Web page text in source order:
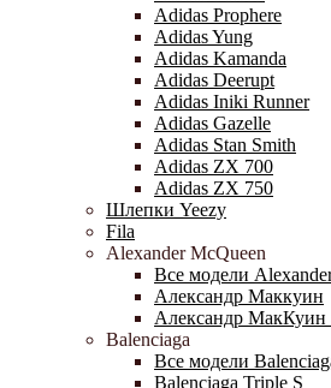
Adidas Prophere
Adidas Yung
Adidas Kamanda
Adidas Deerupt
Adidas Iniki Runner
Adidas Gazelle
Adidas Stan Smith
Adidas ZX 700
Adidas ZX 750
Шлепки Yeezy
Fila
Alexander McQueen
Все модели
Александр Маккуин
Александр МакКуин
Balenciaga
Все модели
Balenciaga Triple S